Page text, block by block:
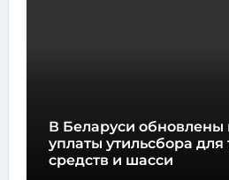
В Беларуси обновлены
уплаты утильсбора
средств и шасси